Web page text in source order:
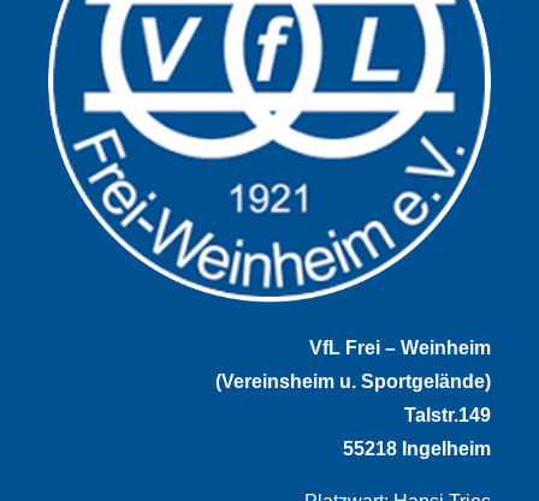
VfL Frei – Weinheim
(Vereinsheim u. Sportgelände)
Talstr.149
55218 Ingelheim